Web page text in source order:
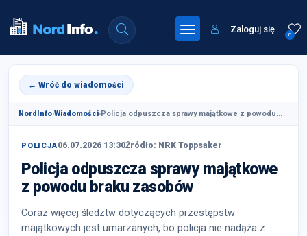
0
Zaloguj się
← Wróć do wiadomości
NordInfo›Wiadomości›Policja odpuszcza sprawy majątkowe z powodu...
POLICJA06.07.2026 13:30Źródło: NRK Toppsaker
Policja odpuszcza sprawy majątkowe
z powodu braku zasobów
Coraz więcej śledztw dotyczących przestępstw
majątkowych jest umarzanych, bo policja nie nadąża z